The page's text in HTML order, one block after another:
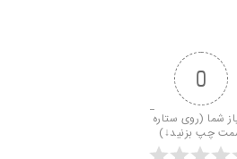
0
شما (روی ستاره
چپ بزنید↓)